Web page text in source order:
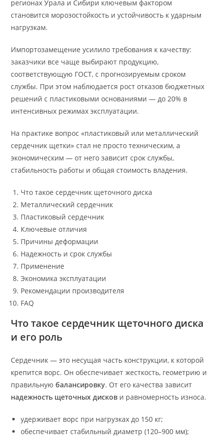
регионах Урала и Сибири ключевым фактором
становится морозостойкость и устойчивость к ударным
нагрузкам.
Импортозамещение усилило требования к качеству:
заказчики все чаще выбирают продукцию,
соответствующую ГОСТ, с прогнозируемым сроком
службы. При этом наблюдается рост отказов бюджетных
решений с пластиковыми основаниями — до 20% в
интенсивных режимах эксплуатации.
На практике вопрос «пластиковый или металлический
сердечник щетки» стал не просто техническим, а
экономическим — от него зависит срок службы,
стабильность работы и общая стоимость владения.
Что такое сердечник щеточного диска
Металлический сердечник
Пластиковый сердечник
Ключевые отличия
Причины деформации
Надежность и срок службы
Применение
Экономика эксплуатации
Рекомендации производителя
FAQ
Что такое сердечник щеточного диска
и его роль
Сердечник — это несущая часть конструкции, к которой
крепится ворс. Он обеспечивает жесткость, геометрию и
правильнуюбалансировку. От его качества зависит
надежность щеточных дисков и равномерность износа.
удерживает ворс при нагрузках до 150 кг;
обеспечивает стабильный диаметр (120–900 мм);